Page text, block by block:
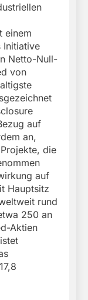
einem
Initiative
Netto-Null-
von
auf
an,
die
auf
Hauptsitz
rund
250 an
Aktien